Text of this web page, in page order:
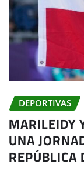
DEPORTIVAS
MARILEIDY
UNA